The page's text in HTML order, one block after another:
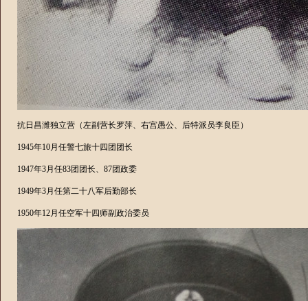
抗日昌潍独立营（左副营长罗萍、右宫愚公、后特派员李良臣）
1945年10月任警七旅十四团团长
1947年3月任83团团长、 87团政委
1949年3月任第二十八军后勤部长
1950年12月任空军十四师副政治委员